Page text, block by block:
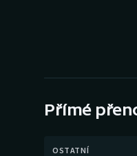
Přímé
OSTATNÍ